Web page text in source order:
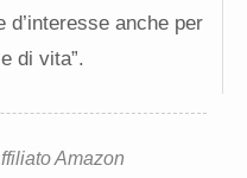
anche per
di vita”.
Amazon